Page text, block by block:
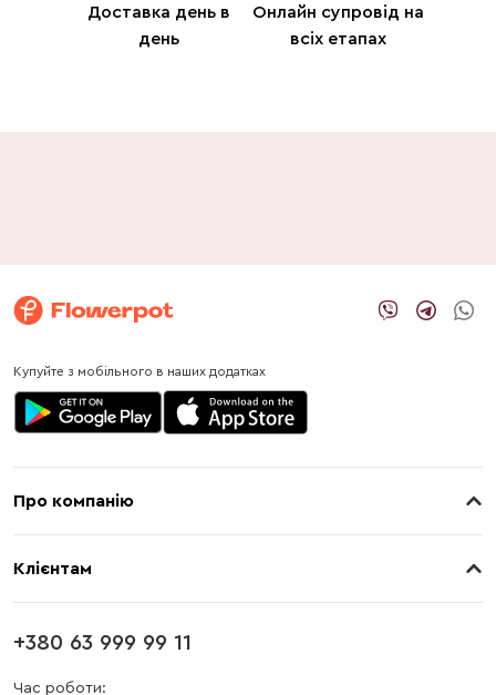
Доставка день в
день
Онлайн супровід на
всіх етапах
Купуйте з мобільного в наших додатках
Про компанію
Клієнтам
Оплата
Блог
+380 63 999 99 11
Час роботи: